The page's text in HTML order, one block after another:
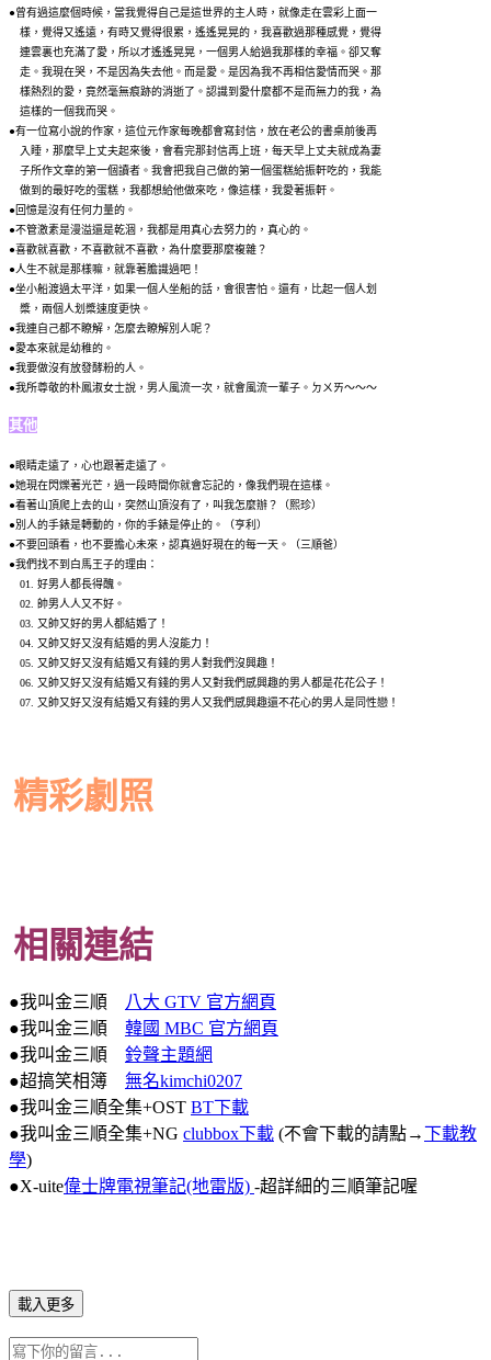
●曾有過這麼個時候，當我覺得自己是這世界的主人時，就像走在雲彩上面一
樣，覺得又遙遠，有時又覺得很累，遙遙晃晃的，我喜歡過那種感覺，覺得
連雲裏也充滿了愛，所以才遙遙晃晃，一個男人給過我那樣的幸福。卻又奪
走。我現在哭，不是因為失去他。而是愛。是因為我不再相信愛情而哭。那
樣熱烈的愛，竟然毫無痕跡的消逝了。認識到愛什麼都不是而無力的我，為
這樣的一個我而哭。
●有一位寫小說的作家，這位元作家每晚都會寫封信，放在老公的書桌前後再
入睡，那麼早上丈夫起來後，會看完那封信再上班，每天早上丈夫就成為妻
子所作文章的第一個讀者。我會把我自己做的第一個蛋糕給振軒吃的，我能
做到的最好吃的蛋糕，我都想給他做來吃，像這樣，我愛著振軒。
●回憶是沒有任何力量的。
●不管激素是漫溢還是乾涸，我都是用真心去努力的，真心的。
●喜歡就喜歡，不喜歡就不喜歡，為什麼要那麼複雜？
●人生不就是那樣嘛，就靠著膽識過吧！
●坐小船渡過太平洋，如果一個人坐船的話，會很害怕。還有，比起一個人划
槳，兩個人划槳速度更快。
●我連自己都不瞭解，怎麼去瞭解別人呢？
●愛本來就是幼稚的。
●我要做沒有放發酵粉的人。
●我所尊敬的朴鳳淑女士說，男人風流一次，就會風流一輩子。ㄉㄨㄞ～～～
其他
●眼睛走遠了，心也跟著走遠了。
●她現在閃爍著光芒，過一段時間你就會忘記的，像我們現在這樣。
●看著山頂爬上去的山，突然山頂沒有了，叫我怎麼辦？（熙珍）
●別人的手錶是轉動的，你的手錶是停止的。（亨利）
●不要回頭看，也不要擔心未來，認真過好現在的每一天。（三順爸）
●我們找不到白馬王子的理由：
01. 好男人都長得醜。
02. 帥男人人又不好。
03. 又帥又好的男人都結婚了！
04. 又帥又好又沒有結婚的男人沒能力！
05. 又帥又好又沒有結婚又有錢的男人對我們沒興趣！
06. 又帥又好又沒有結婚又有錢的男人又對我們感興趣的男人都是花花公子！
07. 又帥又好又沒有結婚又有錢的男人又我們感興趣還不花心的男人是同性戀！
精彩劇照
相關連結
●我叫金三順
八大 GTV 官方網頁
●我叫金三順 韓國 MBC 官方網頁
●我叫金三順 鈴聲主題網
●超搞笑相簿 無名kimchi0207
●我叫金三順全集+OST BT下載
●我叫金三順全集+NG clubbox下載 (不會下載的請點→下載教
學)
●X-uite偉士牌電視筆記(地雷版) -超詳細的三順筆記喔
載入更多